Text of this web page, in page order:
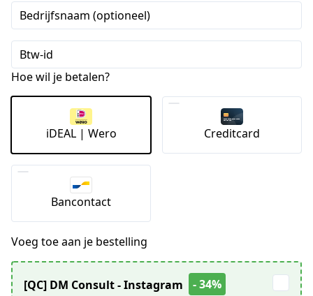
Bedrijfsnaam (optioneel)
Btw-id
Hoe wil je betalen?
iDEAL | Wero Creditcard
Bancontact
Voeg toe aan je bestelling
[QC] DM Consult - Instagram
- 34%